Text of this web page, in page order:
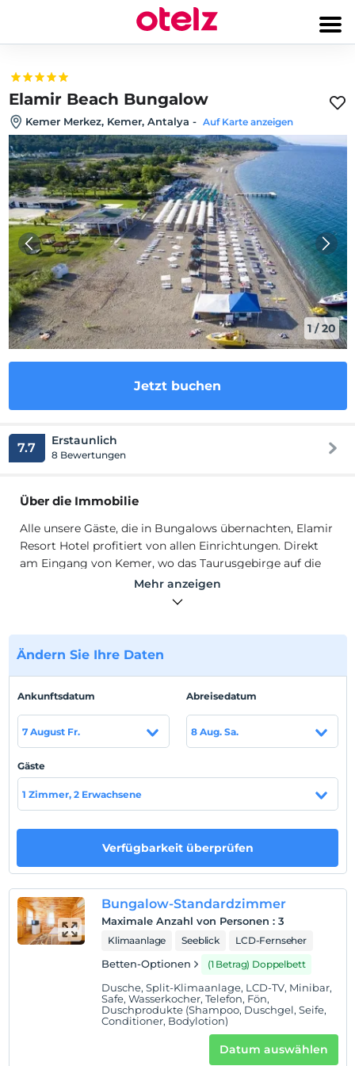
Elamir Beach Bungalow
Kemer Merkez, Kemer, Antalya - Auf Karte anzeigen
1 /20
Jetzt buchen
7.7 Erstaunlich
8 Bewertungen
Über die Immobilie
Alle unsere Gäste, die in Bungalows übernachten, Elamir
Resort Hotel profitiert von allen Einrichtungen. Direkt
am Eingang von Kemer, wo das Taurusgebirge auf die
türkise Farbe des Mittelmeers trifft; brandneu und mit
dem Ziel, alle Arten von Dienstleistungen, die Sie im
Herrliche, grün geschmückte Bergkulisse mit
einzigartiger Sonne und Strand tagsüber.
und die Romantik der Nacht von Yakomoz begleitet
wird, die sich im Mondlicht bis zum Mittelmeer
erstrecken. Unsere Bungalowhäuser, die unter
eingerichtet wurden, werden Sie mit ihrem Design und
Komfort beeindrucken.
Strand sowie unsere Pfannkuchenecke im Poolbereich
Besonders für unsere Gäste, die es wünschen, erwarten
unsere Gäste unsere Menüs, die den ausgezeichneten
Geschmack und die Aromen von Meeresfrüchten
anbieten.
Es gibt einen (1) Außenpool (1,40 cm tief) und ein (1)
Kinderbecken (30 cm tief). Wir bieten Ihnen eine
wunderbare Urlaubsmöglichkeit mit unterhaltsamen
Mehr anzeigen
Ändern Sie Ihre Daten
Ankunftsdatum
7 August Fr.
Abreisedatum
8 Aug. Sa.
Gäste
1 Zimmer, 2 Erwachsene
Verfügbarkeit überprüfen
Bungalow-Standardzimmer
Maximale Anzahl von Personen : 3
Klimaanlage Seeblick LCD-Fernseher
Betten-Optionen (1 Betrag) Doppelbett
Dusche, Split-Klimaanlage, LCD-TV, Minibar,
Safe, Wasserkocher, Telefon, Fön,
Duschprodukte (Shampoo, Duschgel, Seife,
Conditioner, Bodylotion)
Datum auswählen